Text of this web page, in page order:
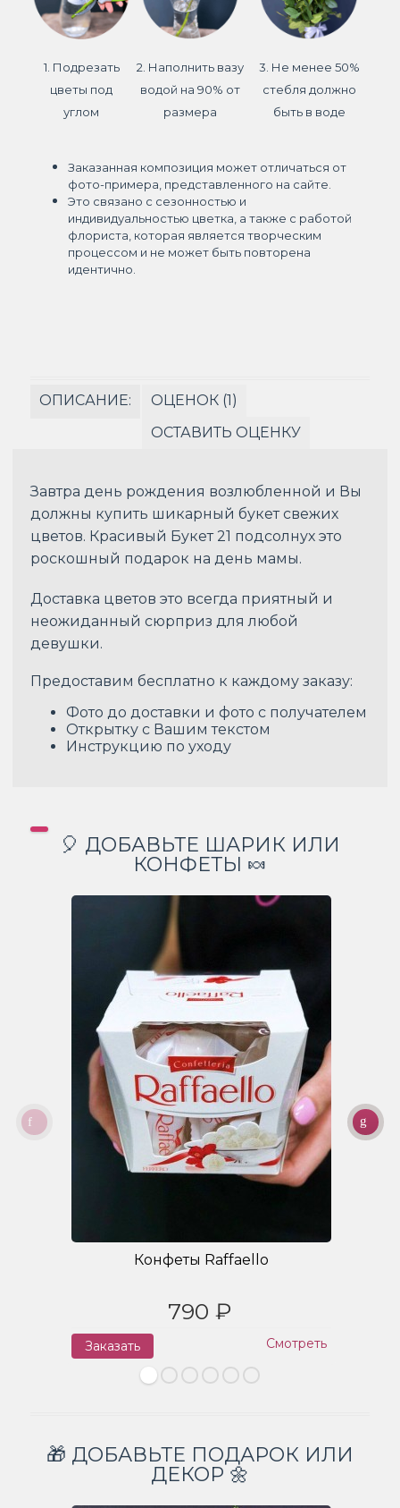
1. Подрезать
цветы под
углом
2. Наполнить вазу
водой на 90% от
размера
3. Не менее 50%
стебля должно
быть в воде
Заказанная композиция может отличаться от
фото-примера, представленного на сайте.
Это связано с сезонностью и
индивидуальностью цветка, а также с работой
флориста, которая является творческим
процессом и не может быть повторена
идентично.
ОПИСАНИЕ:
ОЦЕНОК (1)
ОСТАВИТЬ ОЦЕНКУ
Завтра день рождения возлюбленной и Вы
должны купить шикарный букет свежих
цветов. Красивый Букет 21 подсолнух это
роскошный подарок на день мамы.
Доставка цветов это всегда приятный и
неожиданный сюрприз для любой
девушки.
Предоставим бесплатно к каждому заказу:
Фото до доставки и фото с получателем
Открытку с Вашим текстом
Инструкцию по уходу
🎈 ДОБАВЬТЕ ШАРИК ИЛИ
КОНФЕТЫ 🍬
Конфеты Raffaello
790 ₽
Заказать Смотреть
🎁 ДОБАВЬТЕ ПОДАРОК ИЛИ
ДЕКОР 🌼